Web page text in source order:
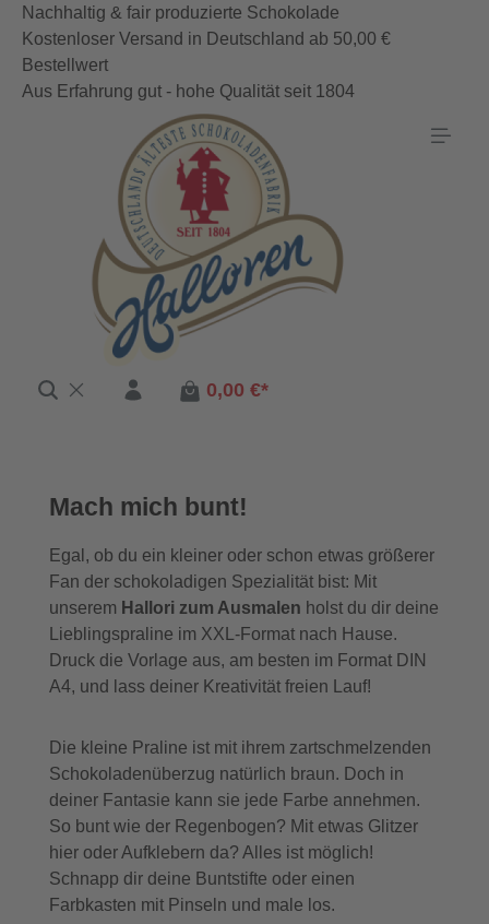
Zum Hauptinhalt springen
Nachhaltig & fair produzierte Schokolade
Kostenloser Versand in Deutschland ab 50,00 €
Bestellwert
Aus Erfahrung gut - hohe Qualität seit 1804
0,00 €*
Mach mich bunt!
Egal, ob du ein kleiner oder schon etwas größerer
Fan der schokoladigen Spezialität bist: Mit
unserem Hallori zum Ausmalen holst du dir deine
Lieblingspraline im XXL-Format nach Hause.
Druck die Vorlage aus, am besten im Format DIN
A4, und lass deiner Kreativität freien Lauf!
Die kleine Praline ist mit ihrem zartschmelzenden
Schokoladenüberzug natürlich braun. Doch in
deiner Fantasie kann sie jede Farbe annehmen.
So bunt wie der Regenbogen? Mit etwas Glitzer
hier oder Aufklebern da? Alles ist möglich!
Schnapp dir deine Buntstifte oder einen
Farbkasten mit Pinseln und male los.